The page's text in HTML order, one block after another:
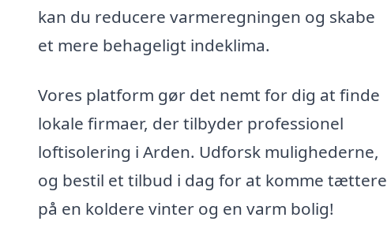
kan du reducere varmeregningen og skabe
et mere behageligt indeklima.
Vores platform gør det nemt for dig at finde
lokale firmaer, der tilbyder professionel
loftisolering i Arden. Udforsk mulighederne,
og bestil et tilbud i dag for at komme tættere
på en koldere vinter og en varm bolig!